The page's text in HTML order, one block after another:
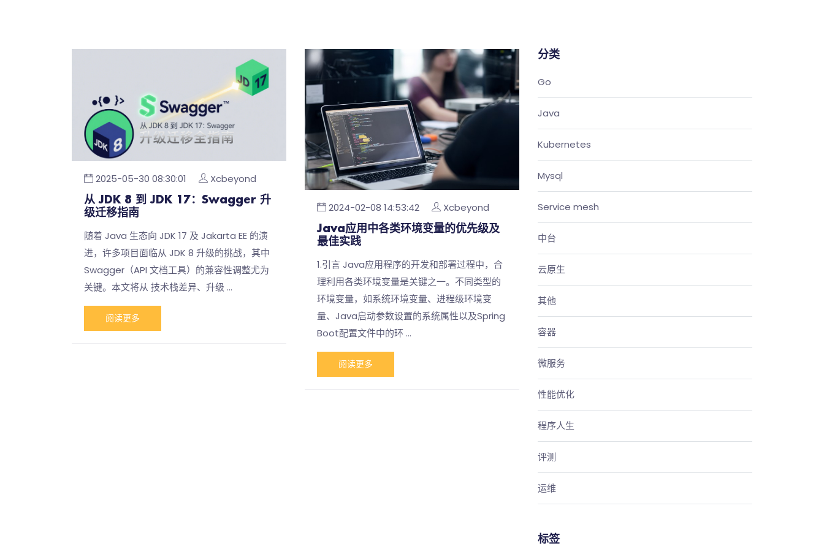
2025-05-30 08:30:01 Xcbeyond
从 JDK 8 到 JDK 17：Swagger 升
级迁移指南
随着 Java 生态向 JDK 17 及 Jakarta EE 的演
进，许多项目面临从 JDK 8 升级的挑战，其中
Swagger（API 文档工具）的兼容性调整尤为
关键。本文将从 技术栈差异、升级 …
阅读更多
2024-02-08 14:53:42 Xcbeyond
Java应用中各类环境变量的优先级及
最佳实践
1.引言 Java应用程序的开发和部署过程中，合
理利用各类环境变量是关键之一。不同类型的
环境变量，如系统环境变量、进程级环境变
量、Java启动参数设置的系统属性以及Spring
Boot配置文件中的环 …
阅读更多
分类
Go
Java
Kubernetes
Mysql
Service mesh
中台
云原生
其他
容器
微服务
性能优化
程序人生
评测
运维
标签